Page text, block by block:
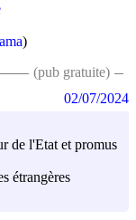
)
(pub gratuite)
de l'Etat et promus
étrangères
02/07/2024